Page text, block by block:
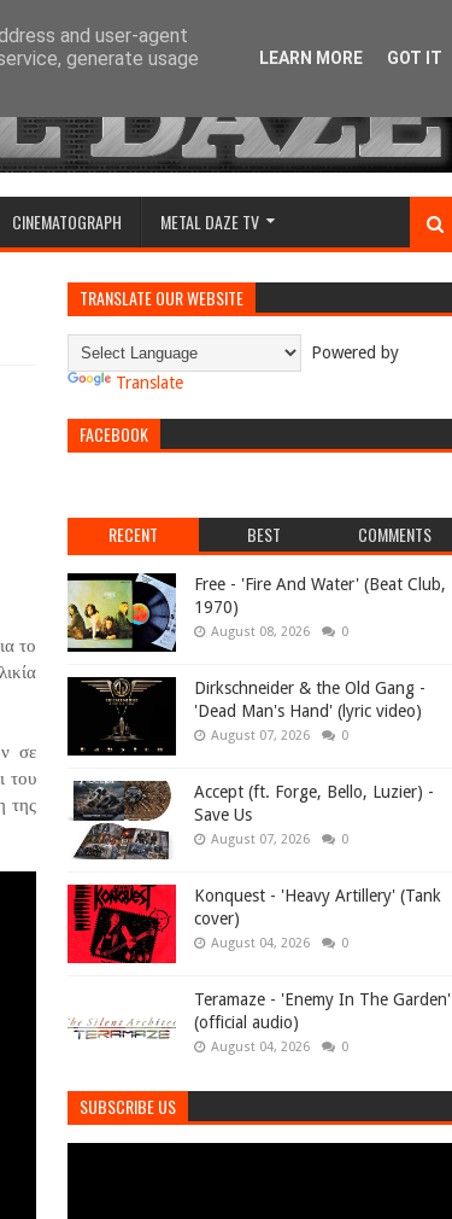
CINEMATOGRAPH METAL DAZE TV
το
σε
του
της
TRANSLATE OUR WEBSITE
Powered by
Translate
FACEBOOK
RECENT BEST COMMENTS
Free - 'Fire And Water' (Beat Club,
1970)
August 08, 2026 0
Dirkschneider & the Old Gang -
'Dead Man's Hand' (lyric video)
August 07, 2026 0
Accept (ft. Forge, Bello, Luzier) -
Save Us
August 07, 2026 0
Konquest - 'Heavy Artillery' (Tank
cover)
August 04, 2026 0
Teramaze - 'Enemy In The Garden'
(official audio)
August 04, 2026 0
SUBSCRIBE US
and user-agent
generate usage
LEARN MORE GOT IT